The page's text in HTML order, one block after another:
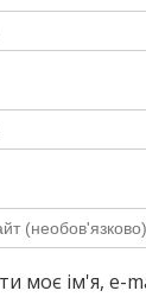
моє ім'я, e-